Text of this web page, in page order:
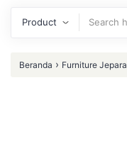
Beranda › Furniture Jepara